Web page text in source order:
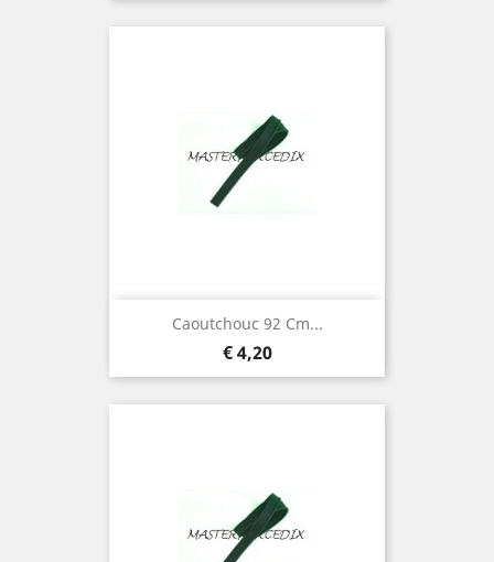
Caoutchouc 92 Cm...
Prijs
€ 4,20